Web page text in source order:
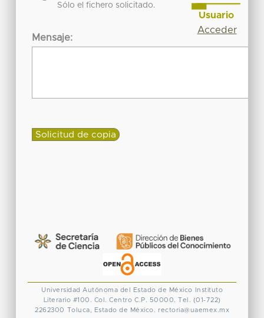
Sólo el fichero solicitado.
Mensaje:
Usuario
Acceder
Universidad Autónoma del Estado de México
Instituto
Literario #100. Col. Centro C.P. 50000. Tel. (01-722)
2262300 Toluca, Estado de México. rectoria@uaemex.mx